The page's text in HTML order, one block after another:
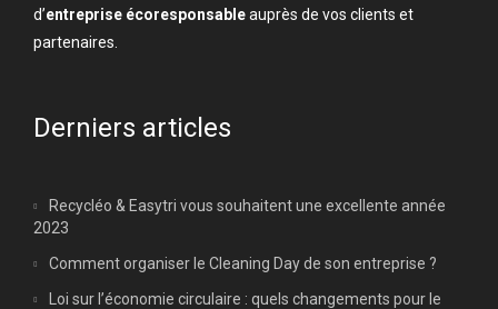
d’entreprise écoresponsableauprès de vos clients et
partenaires.
Derniers articles
Recycléo & Easytri vous souhaitent une excellente année
2023
Comment organiser le Cleaning Day de son entreprise ?
Loi sur l’économie circulaire : quels changements pour le